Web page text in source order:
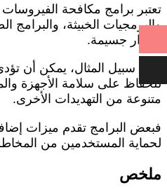
تعتبر برامج مكافحة
والبرمجيات الخبيثة،
أضرار جسيمة.
على سبيل المثال، يمكن أن
للحفاظ على سلامة الأجهزة
متنوعة من التهديدات الأخرى.
فبعض البرامج تقدم ميزات
لحماية المستخدمين من
ملخص